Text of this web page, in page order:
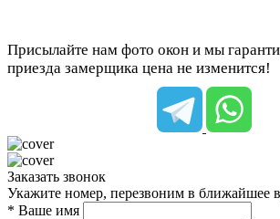
Присылайте нам фото окон и мы
приезда замерщика цена не изменится!
Заказать звонок
Укажите номер, перезвоним в ближайшее
* Ваше имя